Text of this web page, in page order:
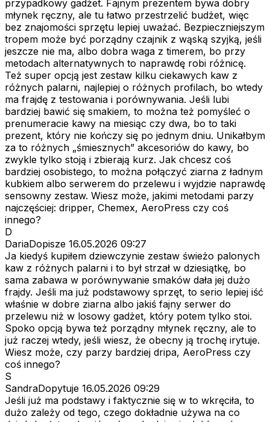
przypadkowy gadżet. Fajnym prezentem bywa dobry
młynek ręczny, ale tu łatwo przestrzelić budżet, więc
bez znajomości sprzętu lepiej uważać. Bezpieczniejszym
tropem może być porządny czajnik z wąską szyjką, jeśli
jeszcze nie ma, albo dobra waga z timerem, bo przy
metodach alternatywnych to naprawdę robi różnicę.
Też super opcją jest zestaw kilku ciekawych kaw z
różnych palarni, najlepiej o różnych profilach, bo wtedy
ma frajdę z testowania i porównywania. Jeśli lubi
bardziej bawić się smakiem, to można też pomyśleć o
prenumeracie kawy na miesiąc czy dwa, bo to taki
prezent, który nie kończy się po jednym dniu. Unikałbym
za to różnych „śmiesznych” akcesoriów do kawy, bo
zwykle tylko stoją i zbierają kurz. Jak chcesz coś
bardziej osobistego, to można połączyć ziarna z ładnym
kubkiem albo serwerem do przelewu i wyjdzie naprawdę
sensowny zestaw. Wiesz może, jakimi metodami parzy
najczęściej: dripper, Chemex, AeroPress czy coś
innego?
D
DariaDopisze 16.05.2026 09:27
Ja kiedyś kupiłem dziewczynie zestaw świeżo palonych
kaw z różnych palarni i to był strzał w dziesiątkę, bo
sama zabawa w porównywanie smaków dała jej dużo
frajdy. Jeśli ma już podstawowy sprzęt, to serio lepiej iść
właśnie w dobre ziarna albo jakiś fajny serwer do
przelewu niż w losowy gadżet, który potem tylko stoi.
Spoko opcją bywa też porządny młynek ręczny, ale to
już raczej wtedy, jeśli wiesz, że obecny ją trochę irytuje.
Wiesz może, czy parzy bardziej dripa, AeroPress czy
coś innego?
S
SandraDopytuje 16.05.2026 09:29
Jeśli już ma podstawy i faktycznie się w to wkręciła, to
dużo zależy od tego, czego dokładnie używa na co